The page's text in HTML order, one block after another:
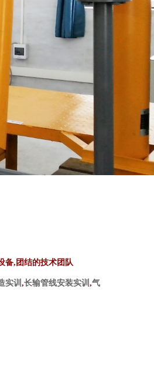
备,团结的技术团队
实训 ,长输管线安装实训 ,气